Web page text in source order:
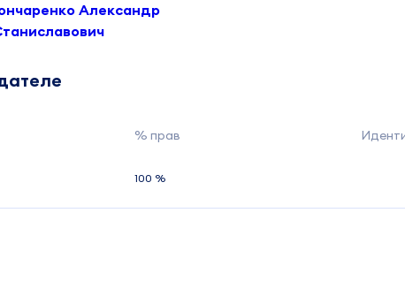
Александр
% прав
100 %